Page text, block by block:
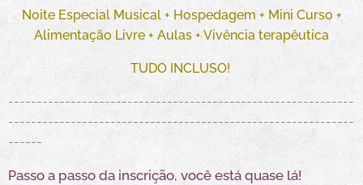
Noite Especial Musical + Hospedagem + Mini Curso +
Alimentação Livre + Aulas + Vivência terapêutica
TUDO INCLUSO!
-------------------------------------------------------------
-------------------------------------------------------------
------
Passo a passo da inscrição, você está quase lá!